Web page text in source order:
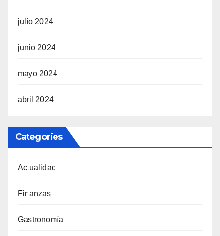
julio 2024
junio 2024
mayo 2024
abril 2024
Categories
Actualidad
Finanzas
Gastronomía